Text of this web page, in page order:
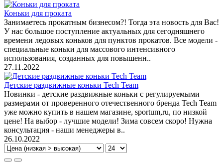
Коньки для проката
Занимаетесь прокатным бизнесом?! Тогда эта новость для Вас!
У нас большое поступление актуальных для сегодняшнего
времени ледовых коньков для пунктов прокатов. Все модели -
специальные коньки для массового интенсивного
использования, созданных для повышенн..
27.11.2022
Детские раздвижные коньки Tech Team
Новинки - детские раздвижные коньки с регулируемыми
размерами от проверенного отечественного бренда Tech Team
уже можно купить в нашем магазине, sportum,ru, по низкой
цене! На выбор - лучшие модели! Зима совсем скоро! Нужна
консультация - наши менеджеры в..
26.10.2022